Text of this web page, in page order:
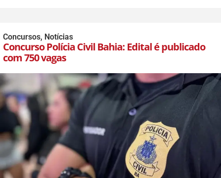
Concursos, Notícias
Concurso Polícia Civil Bahia: Edital é publicado
com 750 vagas